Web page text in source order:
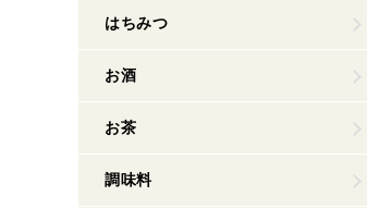
はちみつ
お酒
お茶
調味料